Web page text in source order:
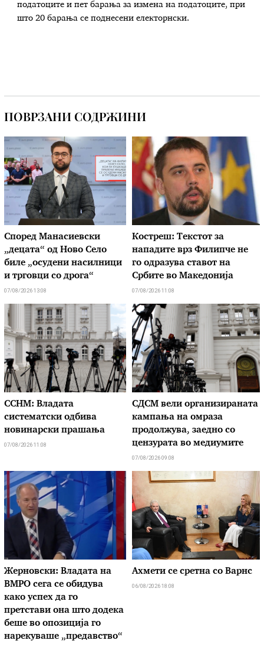
податоците и пет барања за измена на податоците, при
што 20 барања се поднесени електорнски.
ПОВРЗАНИ СОДРЖИНИ
Според Манасиевски
„децата“ од Ново Село
биле „осудени насилници
и трговци со дрога“
07/08/2026 13:08
Костреш: Текстот за
нападите врз Филипче не
го одразува ставот на
Србите во Македонија
07/08/2026 11:08
ССНМ: Владата
систематски одбива
новинарски прашања
07/08/2026 11:08
СДСМ вели организираната
кампања на омраза
продолжува, заедно со
цензурата во медиумите
07/08/2026 09:08
Жерновски: Владата на
ВМРО сега се обидува
како успех да го
претстави она што додека
беше во опозиција го
нарекуваше „предавство“
Ахмети се сретна со Варнс
06/08/2026 18:08